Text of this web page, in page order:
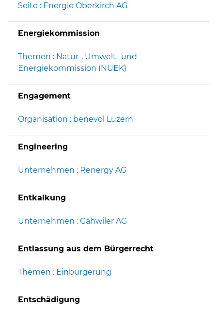
Seite : Energie Oberkirch AG
Energiekommission
Themen : Natur-, Umwelt- und
Energiekommission (NUEK)
Engagement
Organisation : benevol Luzern
Engineering
Unternehmen : Renergy AG
Entkalkung
Unternehmen : Gähwiler AG
Entlassung aus dem Bürgerrecht
Themen : Einbürgerung
Entschädigung